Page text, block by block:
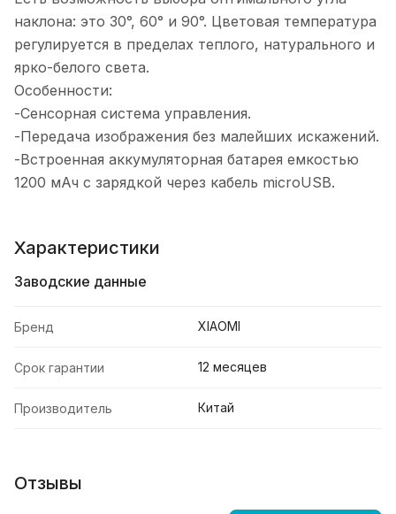
наклона: это 30°, 60° и 90°. Цветовая температура
регулируется в пределах теплого, натурального и
ярко-белого света.
Особенности:
-Сенсорная система управления.
-Передача изображения без малейших искажений.
-Встроенная аккумуляторная батарея емкостью
1200 мАч с зарядкой через кабель microUSB.
Характеристики
Заводские данные
Бренд XIAOMI
Срок гарантии 12 месяцев
Производитель Китай
Отзывы